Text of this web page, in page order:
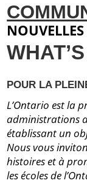
POUR LA
L’Ontario est la
administrations
établissant un
Nous vous
histoires et à
les écoles de